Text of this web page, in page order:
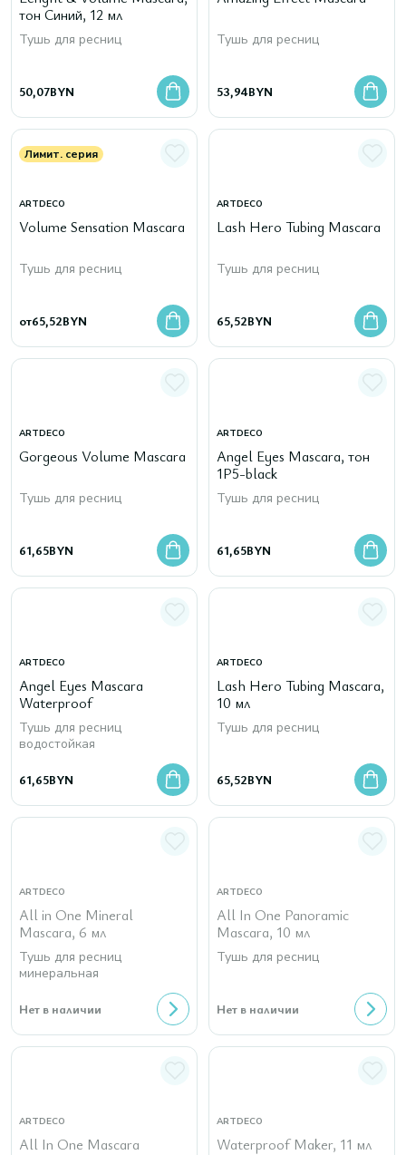
тон Синий, 12 мл
Тушь для ресниц
50,07BYN
Тушь для ресниц
53,94BYN
Лимит. серия
ARTDECO
Volume Sensation Mascara
Тушь для ресниц
от65,52BYN
ARTDECO
Lash Hero Tubing Mascara
Тушь для ресниц
65,52BYN
ARTDECO
Gorgeous Volume Mascara
Тушь для ресниц
61,65BYN
ARTDECO
Angel Eyes Mascara, тон
1P5-black
Тушь для ресниц
61,65BYN
ARTDECO
Angel Eyes Mascara
Waterproof
Тушь для ресниц
водостойкая
61,65BYN
ARTDECO
Lash Hero Tubing Mascara,
10 мл
Тушь для ресниц
65,52BYN
ARTDECO
All in One Mineral
Mascara, 6 мл
Тушь для ресниц
минеральная
Нет в наличии
ARTDECO
All In One Panoramic
Mascara, 10 мл
Тушь для ресниц
Нет в наличии
ARTDECO
All In One Mascara
ARTDECO
Waterproof Maker, 11 мл